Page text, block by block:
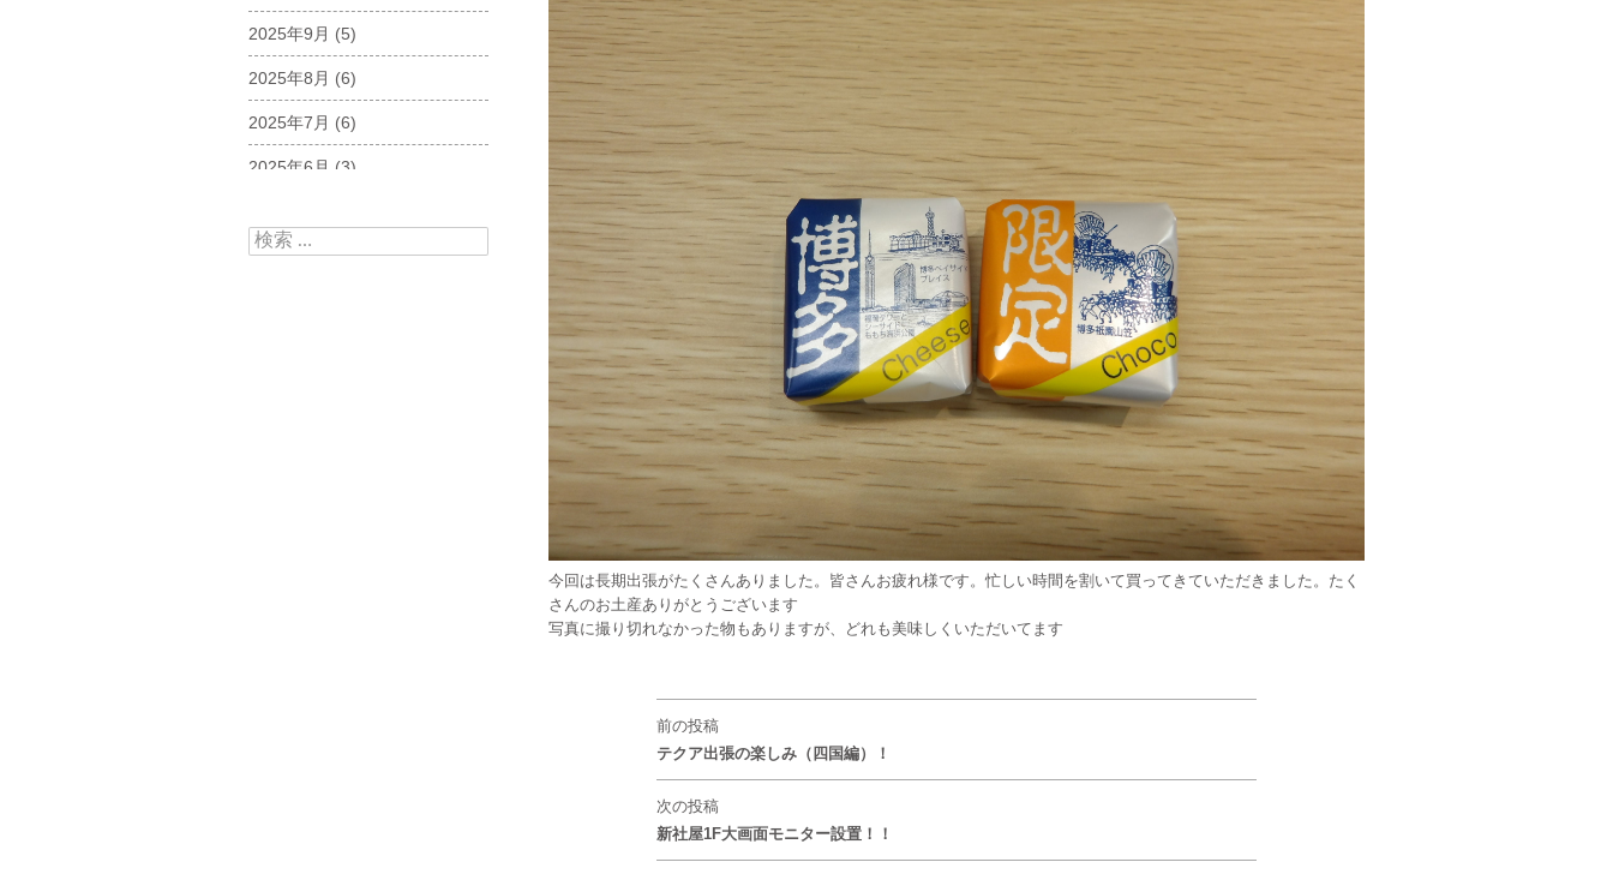
今回は長期出張がたくさんありました。皆さんお疲れ様です。忙しい時間を割いて買ってきていただきました。たく
さんのお土産ありがとうございます
写真に撮り切れなかった物もありますが、どれも美味しくいただいてます
前の投稿
テクア出張の楽しみ（四国編）！
次の投稿
新社屋1F大画面モニター設置！！
2025年9月 (5)
2025年8月 (6)
2025年7月 (6)
2025年6月 (3)
2025年4月(5)
検索: